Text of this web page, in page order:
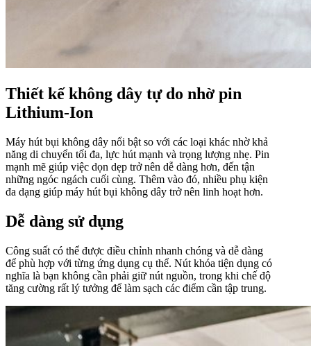
Thiết kế không dây tự do nhờ pin
Lithium-Ion
Máy hút bụi không dây nổi bật so với các loại khác nhờ khả
năng di chuyển tối đa, lực hút mạnh và trọng lượng nhẹ. Pin
mạnh mẽ giúp việc dọn dẹp trở nên dễ dàng hơn, đến tận
những ngóc ngách cuối cùng. Thêm vào đó, nhiều phụ kiện
đa dạng giúp máy hút bụi không dây trở nên linh hoạt hơn.
Dễ dàng sử dụng
Công suất có thể được điều chỉnh nhanh chóng và dễ dàng
để phù hợp với từng ứng dụng cụ thể. Nút khóa tiện dụng có
nghĩa là bạn không cần phải giữ nút nguồn, trong khi chế độ
tăng cường rất lý tưởng để làm sạch các điểm cần tập trung.